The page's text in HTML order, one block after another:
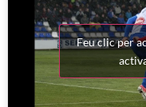
Feu clic per